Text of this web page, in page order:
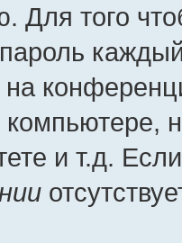
Для того
на
и т.д.